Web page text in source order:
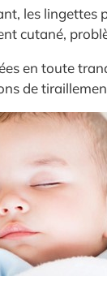
les lingettes
cutané,
en toute
de